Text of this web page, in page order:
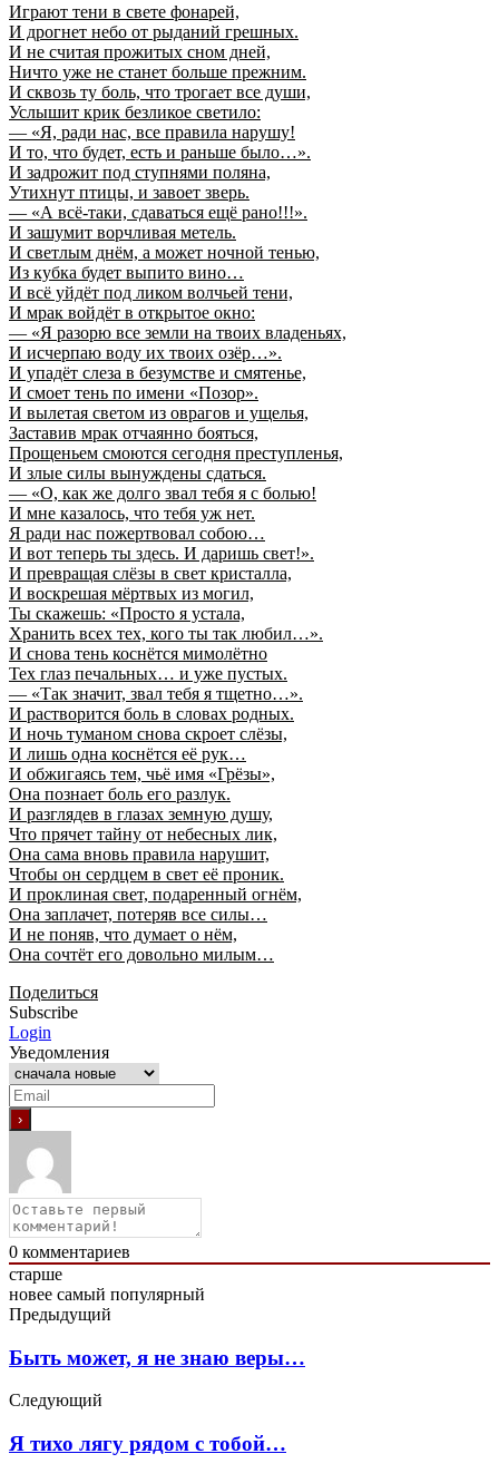
Играют тени в свете фонарей,
И дрогнет небо от рыданий грешных.
И не считая прожитых сном дней,
Ничто уже не станет больше прежним.
И сквозь ту боль, что трогает все души,
Услышит крик безликое светило:
— «Я, ради нас, все правила нарушу!
И то, что будет, есть и раньше было…».
И задрожит под ступнями поляна,
Утихнут птицы, и завоет зверь.
— «А всё-таки, сдаваться ещё рано!!!».
И зашумит ворчливая метель.
И светлым днём, а может ночной тенью,
Из кубка будет выпито вино…
И всё уйдёт под ликом волчьей тени,
И мрак войдёт в открытое окно:
— «Я разорю все земли на твоих владеньях,
И исчерпаю воду их твоих озёр…».
И упадёт слеза в безумстве и смятенье,
И смоет тень по имени «Позор».
И вылетая светом из оврагов и ущелья,
Заставив мрак отчаянно бояться,
Прощеньем смоются сегодня преступленья,
И злые силы вынуждены сдаться.
— «О, как же долго звал тебя я с болью!
И мне казалось, что тебя уж нет.
Я ради нас пожертвовал собою…
И вот теперь ты здесь. И даришь свет!».
И превращая слёзы в свет кристалла,
И воскрешая мёртвых из могил,
Ты скажешь: «Просто я устала,
Хранить всех тех, кого ты так любил…».
И снова тень коснётся мимолётно
Тех глаз печальных… и уже пустых.
— «Так значит, звал тебя я тщетно…».
И растворится боль в словах родных.
И ночь туманом снова скроет слёзы,
И лишь одна коснётся её рук…
И обжигаясь тем, чьё имя «Грёзы»,
Она познает боль его разлук.
И разглядев в глазах земную душу,
Что прячет тайну от небесных лик,
Она сама вновь правила нарушит,
Чтобы он сердцем в свет её проник.
И проклиная свет, подаренный огнём,
Она заплачет, потеряв все силы…
И не поняв, что думает о нём,
Она сочтёт его довольно милым…
Поделиться
Subscribe
Login
Уведомления
0 комментариев
старше
новее самый популярный
Предыдущий
Быть может, я не знаю веры…
Следующий
Я тихо лягу рядом с тобой…